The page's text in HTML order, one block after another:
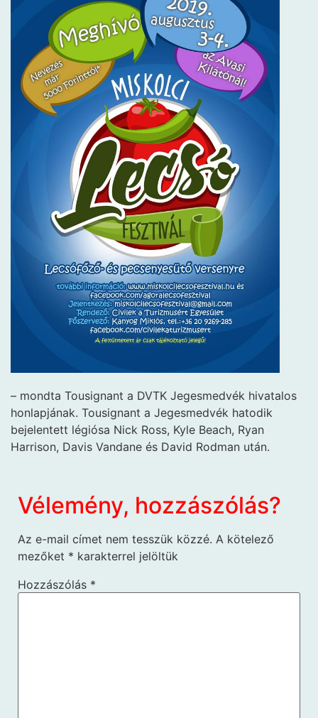
– mondta Tousignant a DVTK Jegesmedvék hivatalos
honlapjának. Tousignant a Jegesmedvék hatodik
bejelentett légiósa Nick Ross, Kyle Beach, Ryan
Harrison, Davis Vandane és David Rodman után.
Vélemény, hozzászólás?
Az e-mail címet nem tesszük közzé. A kötelező
mezőket * karakterrel jelöltük
Hozzászólás *